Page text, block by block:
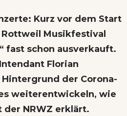
Kurz vor dem Start
Musikfestival
fast schon ausverkauft.
Florian
der Corona-
weiterentwickeln, wie
der NRWZ erklärt.